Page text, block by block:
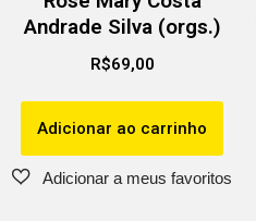
Andrade Silva (orgs.)
R$69,00
Adicionar ao carrinho